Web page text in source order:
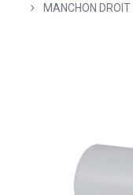
MANCHON DROIT